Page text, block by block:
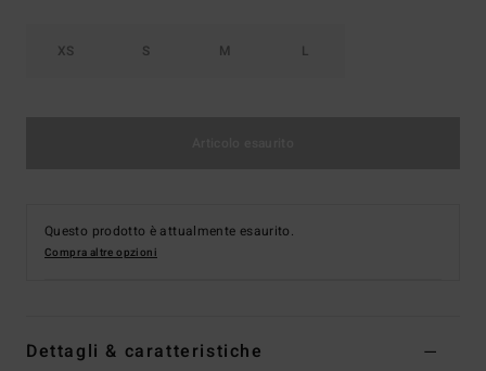
XS S M L
Questo prodotto è attualmente esaurito.
Compra altre opzioni
Dettagli & caratteristiche